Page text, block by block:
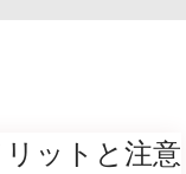
ットと注意